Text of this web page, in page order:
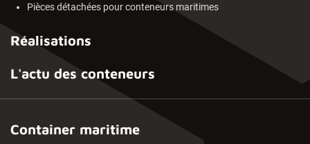
Pièces détachées pour conteneurs maritimes
Réalisations
L'actu des conteneurs
Container maritime